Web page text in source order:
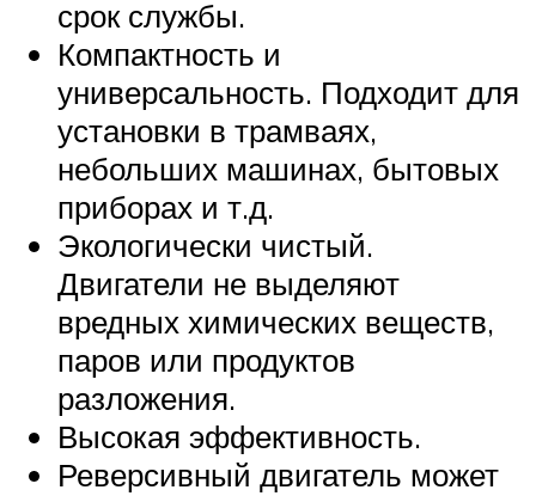
срок службы.
Компактность и
универсальность. Подходит для
установки в трамваях,
небольших машинах, бытовых
приборах и т.д.
Экологически чистый.
Двигатели не выделяют
вредных химических веществ,
паров или продуктов
разложения.
Высокая эффективность.
Реверсивный двигатель может